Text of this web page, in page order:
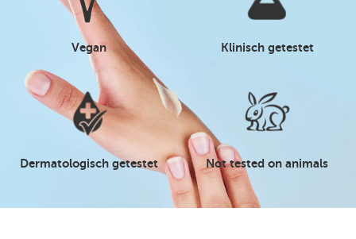
Vegan Klinisch getestet
Dermatologisch getestet Not tested on animals